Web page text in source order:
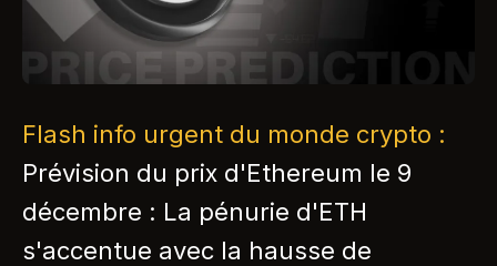
Flash info urgent du monde crypto :
Prévision du prix d'Ethereum le 9
décembre : La pénurie d'ETH
s'accentue avec la hausse de